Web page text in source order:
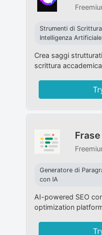
Strumenti di
Intelligenza Artificiale
Crea saggi
scrittura
Frase
Generatore di
con IA
AI-powered SEO
optimization